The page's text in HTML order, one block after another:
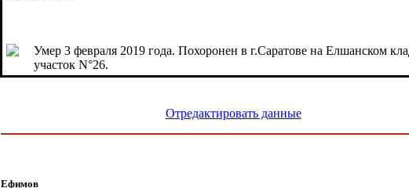
Умер 3 февраля 2019 года. Похоронен в г.Саратове на Елшанском
участок N°26.
Отредактировать данные
Ефимов